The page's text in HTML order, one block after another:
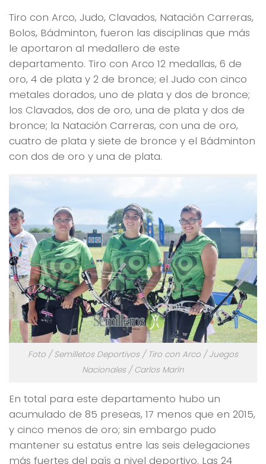
Tiro con Arco, Judo, Clavados, Natación Carreras,
Bolos, Bádminton, fueron las disciplinas que más
le aportaron al medallero de este
departamento. Tiro con Arco 12 medallas, 6 de
oro, 4 de plata y 2 de bronce; el Judo con cinco
metales dorados, uno de plata y dos de bronce;
los Clavados, dos de oro, una de plata y dos de
bronce; la Natación Carreras, con una de oro,
cuatro de plata y siete de bronce y el Bádminton
con dos de oro y una de plata.
Foto / Semilletos Deportivos / Tiro con Arco / Juegos
Nacionales / Carlos Marín
En total para este departamento hubo un
acumulado de 85 preseas, 17 menos que en 2015,
y cinco menos de oro; sin embargo pudo
mantener su estatus entre las seis delegaciones
más fuertes del país a nivel deportivo. Las 24